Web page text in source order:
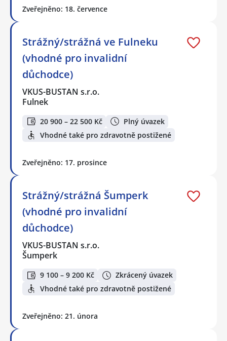
Zveřejněno: 18. července
Strážný/strážná ve Fulneku
(vhodné pro invalidní
důchodce)
VKUS-BUSTAN s.r.o.
Fulnek
20 900 – 22 500 Kč
Plný úvazek
Vhodné také pro zdravotně postižené
Zveřejněno: 17. prosince
Strážný/strážná Šumperk
(vhodné pro invalidní
důchodce)
VKUS-BUSTAN s.r.o.
Šumperk
9 100 – 9 200 Kč
Zkrácený úvazek
Vhodné také pro zdravotně postižené
Zveřejněno: 21. února